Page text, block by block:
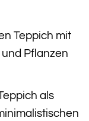
Teppich mit
Pflanzen
als